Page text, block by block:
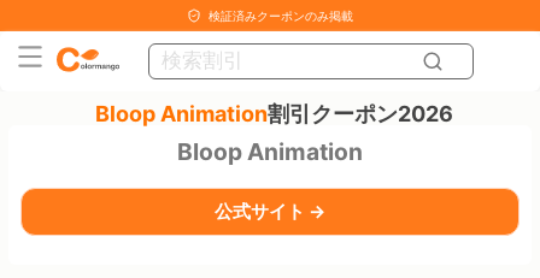
検証済みクーポンのみ掲載
Bloop Animation割引クーポン2026
Bloop Animation
公式サイト →